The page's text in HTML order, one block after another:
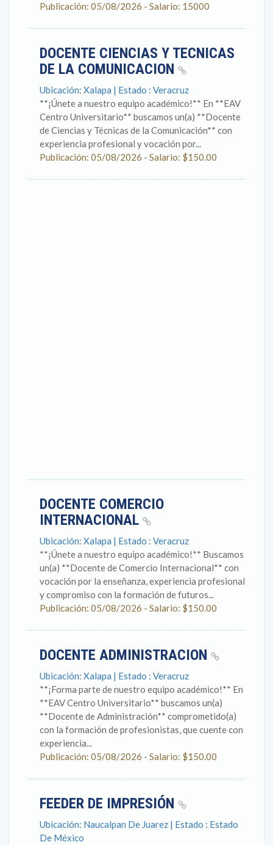
Publicación: 05/08/2026 - Salario: 15000
DOCENTE CIENCIAS Y TECNICAS
DE LA COMUNICACION
Ubicación: Xalapa | Estado : Veracruz
**¡Únete a nuestro equipo académico!** En **EAV
Centro Universitario** buscamos un(a) **Docente
de Ciencias y Técnicas de la Comunicación** con
experiencia profesional y vocación por...
Publicación: 05/08/2026 - Salario: $150.00
DOCENTE COMERCIO
INTERNACIONAL
Ubicación: Xalapa | Estado : Veracruz
**¡Únete a nuestro equipo académico!** Buscamos
un(a) **Docente de Comercio Internacional** con
vocación por la enseñanza, experiencia profesional
y compromiso con la formación de futuros...
Publicación: 05/08/2026 - Salario: $150.00
DOCENTE ADMINISTRACION
Ubicación: Xalapa | Estado : Veracruz
**¡Forma parte de nuestro equipo académico!** En
**EAV Centro Universitario** buscamos un(a)
**Docente de Administración** comprometido(a)
con la formación de profesionistas, que cuente con
experiencia...
Publicación: 05/08/2026 - Salario: $150.00
FEEDER DE IMPRESIÓN
Ubicación: Naucalpan De Juarez | Estado : Estado
De México